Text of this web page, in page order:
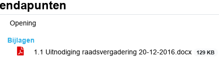
Opening
Bijlagen
1.1 Uitnodiging raadsvergadering 20-12-2016.docx
129 KB